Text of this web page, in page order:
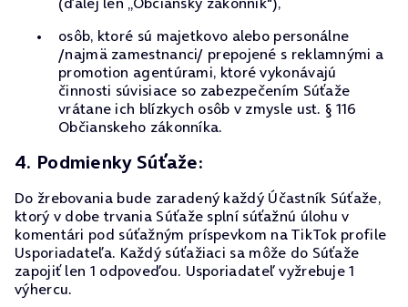
osôb, ktoré sú majetkovo alebo personálne
/najmä zamestnanci/ prepojené s reklamnými a
promotion agentúrami, ktoré vykonávajú
činnosti súvisiace so zabezpečením Súťaže
vrátane ich blízkych osôb v zmysle ust. § 116
Občianskeho zákonníka.
4. Podmienky Súťaže:
Do žrebovania bude zaradený každý Účastník Súťaže,
ktorý v dobe trvania Súťaže splní súťažnú úlohu v
komentári pod súťažným príspevkom na TikTok profile
Usporiadateľa. Každý súťažiaci sa môže do Súťaže
zapojiť len 1 odpoveďou. Usporiadateľ vyžrebuje 1
výhercu.